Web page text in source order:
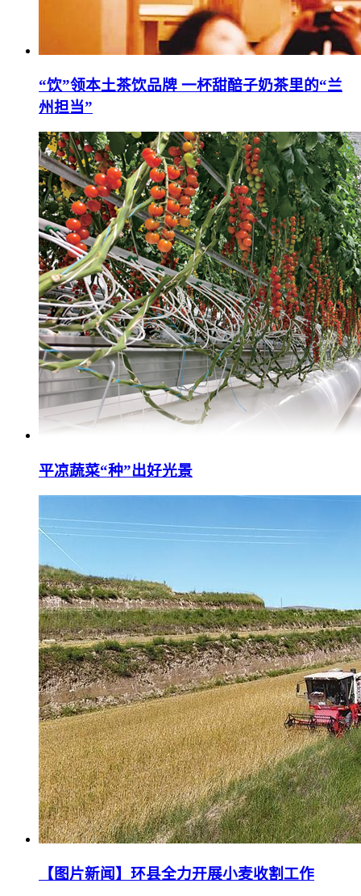
“饮”领本土茶饮品牌 一杯甜醅子奶茶里的“兰
州担当”
平凉蔬菜“种”出好光景
【图片新闻】环县全力开展小麦收割工作